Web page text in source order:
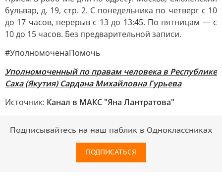
бульвар, д. 19, стр. 2. С понедельника по четверг с 10
до 17 часов, перерыв с 13 до 13:45. По пятницам — с
10 до 15 часов. Без предварительной записи.
#УполномоченаПомочь
Уполномоченный по правам человека в Республике
Саха (Якутия) Сардана Михайловна Гурьева
Источник: Канал в МАКС "Яна Лантратова"
Подписывайтесь на наш паблик в Одноклассниках
ПОДПИСАТЬСЯ